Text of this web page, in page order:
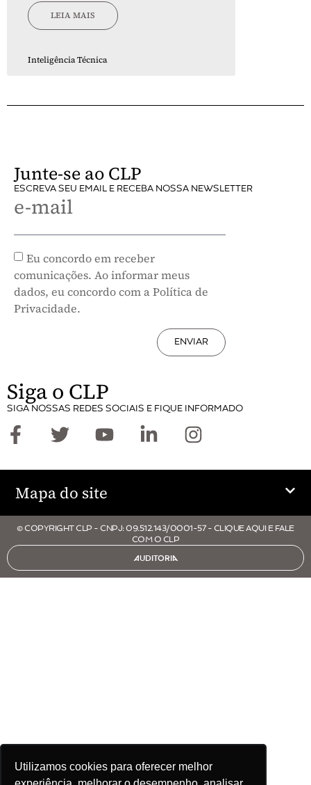
Utilizamos cookies para oferecer melhor
LEIA MAIS
Inteligência Técnica
Junte-se ao CLP
ESCREVA SEU EMAIL E RECEBA NOSSA NEWSLETTER
e-mail
Eu concordo em receber
comunicações. Ao informar meus
dados, eu concordo com a Política de
Privacidade.
ENVIAR
Siga o CLP
SIGA NOSSAS REDES SOCIAIS E FIQUE INFORMADO
Mapa do site
© COPYRIGHT CLP - CNPJ: 09.512.143/0001-57 - CLIQUE AQUI E FALE
COM O CLP
AUDITORIA